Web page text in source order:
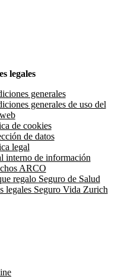
legales
generales
generales de uso del
de cookies
de datos
legal
interno de información
ARCO
regalo Seguro de Salud
legales Seguro Vida Zurich